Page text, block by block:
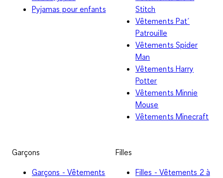
Pyjamas pour enfants
Stitch
Vêtements Pat´
Patrouille
Vêtements Spider
Man
Vêtements Harry
Potter
Vêtements Minnie
Mouse
Vêtements Minecraft
Garçons
Garçons - Vêtements
Filles
Filles - Vêtements 2 à